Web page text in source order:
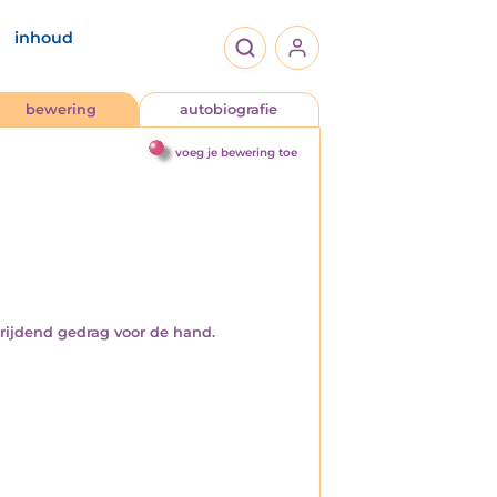
inhoud
bewering autobiografie
voeg je bewering toe
gedrag voor de hand.